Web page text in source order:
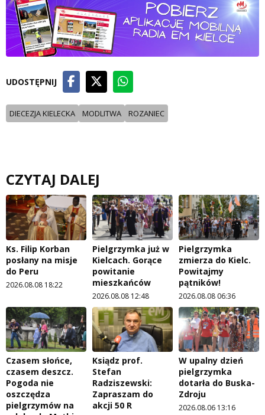
UDOSTĘPNIJ
DIECEZJA KIELECKA MODLITWA ROZANIEC
CZYTAJ DALEJ
Ks. Filip Korban
posłany na misje
do Peru
2026.08.08 18:22
Pielgrzymka już w
Kielcach. Gorące
powitanie
mieszkańców
2026.08.08 12:48
Pielgrzymka
zmierza do Kielc.
Powitajmy
pątników!
2026.08.08 06:36
Czasem słońce,
czasem deszcz.
Pogoda nie
oszczędza
pielgrzymów na
Ksiądz prof.
Stefan
Radziszewski:
Zapraszam do
akcji 50 R
W upalny dzień
pielgrzymka
dotarła do Buska-
Zdroju
2026.08.06 13:16